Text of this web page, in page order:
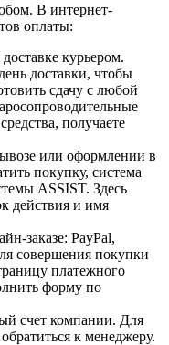
В интернет-
оплаты:
курьером.
доставки, чтобы
сдачу с любой
получаете
или оформлении в
покупку, система
ASSIST. Здесь
действия и имя
заказе: PayPal,
совершения покупки
платежного
форму по
счет компании. Для
к менеджеру.